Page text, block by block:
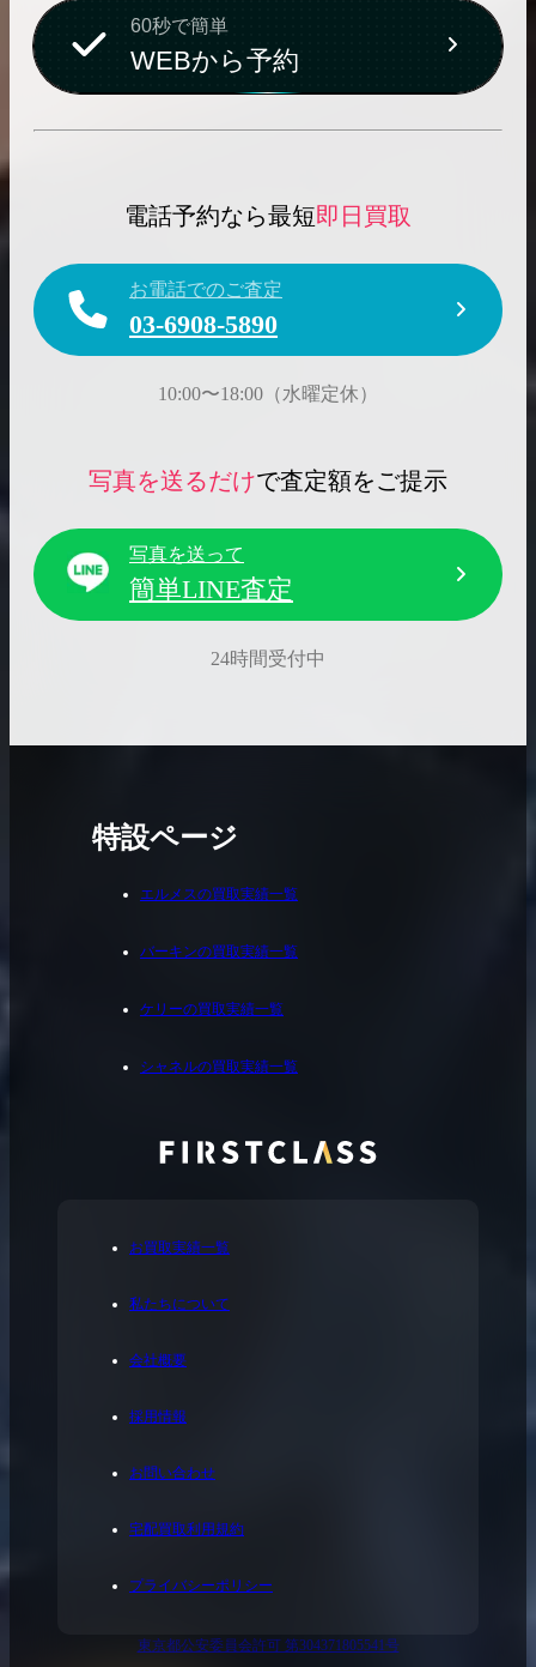
60秒で簡単
WEBから予約
電話予約なら最短即日買取
お電話でのご査定
03-6908-5890
10:00〜18:00（水曜定休）
写真を送るだけで査定額をご提示
写真を送って
簡単LINE査定
24時間受付中
お買取実績一覧
私たちについて
会社概要
採用情報
お問い合わせ
宅配買取利用規約
プライバシーポリシー
東京都公安委員会許可 第304371805541号
特設ページ
エルメスの買取実績一覧
バーキンの買取実績一覧
ケリーの買取実績一覧
シャネルの買取実績一覧